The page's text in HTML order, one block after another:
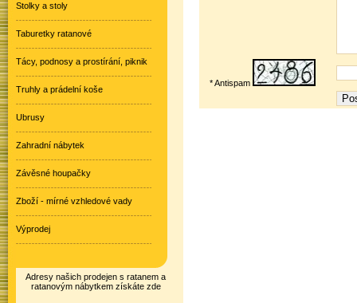
* Antispam
Stolky a stoly
Taburetky ratanové
Tácy, podnosy a prostírání, piknik
Truhly a prádelní koše
Ubrusy
Zahradní nábytek
Závěsné houpačky
Zboží - mírné vzhledové vady
Výprodej
Adresy našich prodejen s ratanem a
ratanovým nábytkem získáte zde